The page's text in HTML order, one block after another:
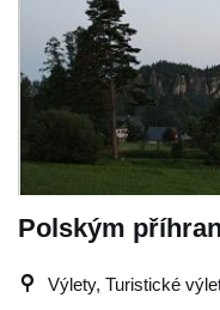
Polským
Výlety, Turistické